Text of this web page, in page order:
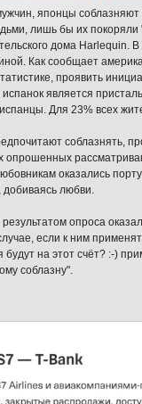
японцы
лишь бы их
дома Harlequin.
Как сообщает
проявить
является
Для 23% всех
соблазнять,
опрошенных
оказались
добиваясь любви.
опроса
если к ним
будут на этот счёт? :-)
соблазну".